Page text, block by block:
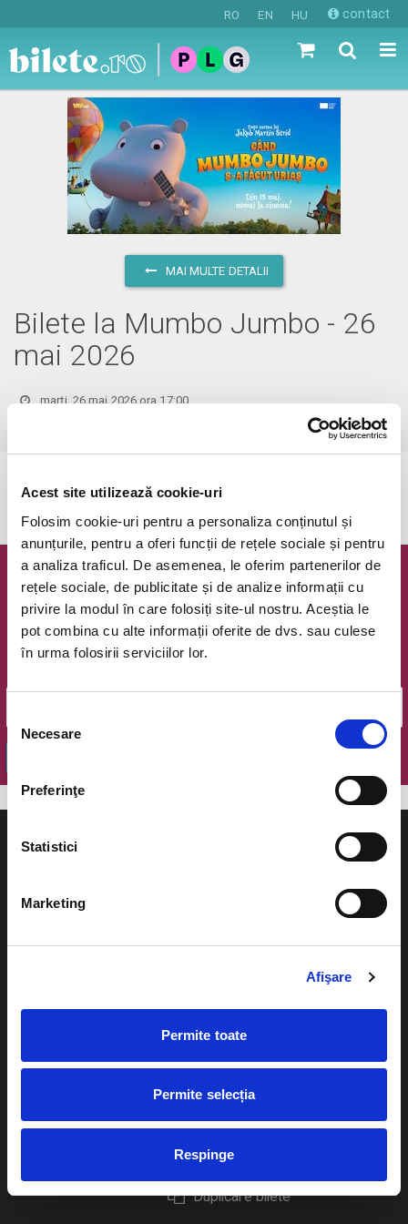
Acest site utilizează cookie-uri
Folosim cookie-uri pentru a personaliza conținutul și
anunțurile, pentru a oferi funcții de rețele sociale și pentru
a analiza traficul. De asemenea, le oferim partenerilor de
rețele sociale, de publicitate și de analize informații cu
privire la modul în care folosiți site-ul nostru. Aceștia le
pot combina cu alte informații oferite de dvs. sau culese
în urma folosirii serviciilor lor.
consimțământului
Necesare
Preferinţe
Statistici
Marketing
Afişare
Permite toate
Permite selecția
Respinge
RO EN HU contact
MAI MULTE DETALII
Bilete la Mumbo Jumbo - 26
mai 2026
marți, 26 mai 2026 ora 17:00
vezi pe harta
Evenimentul a expirat.
Newsletter @ Bilete.ro
Oferte exclusive si o editie saptamanala cu cele mai noi
evenimente.
Cum comand bilete?
Plata online sau cash
eBilet printat acasa
Livrare prin curier
Returnare bilete
Duplicare bilete
Evenimente
festivaluri
Pentru copii